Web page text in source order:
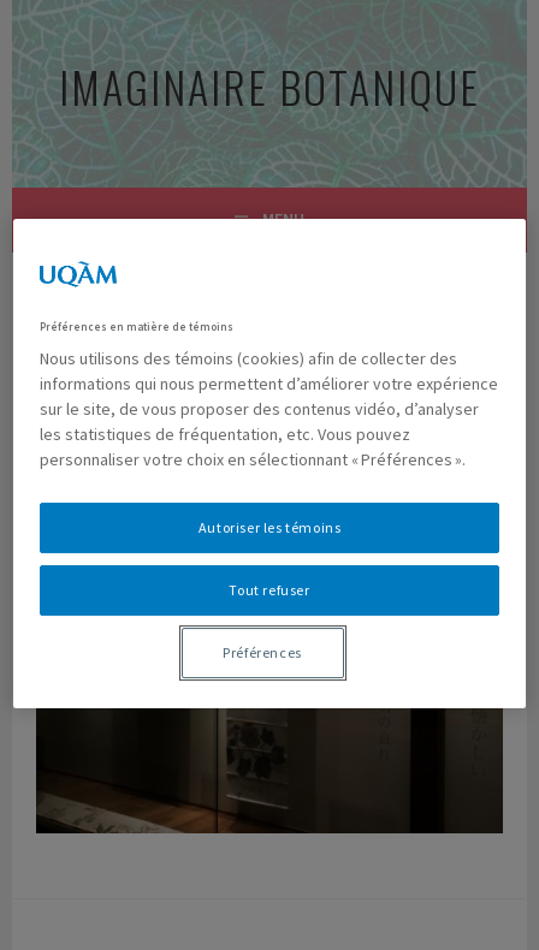
contenu
principalIMAGINAIRE BOTANIQUE
MENU
5A PHOTO20
Previous Next
Publié mai 13, 2021 à 857 × 700 dans Exposition virtuelle
Préférences en matière de témoins
Nous utilisons des témoins (cookies) afin de collecter des
informations qui nous permettent d’améliorer votre expérience
sur le site, de vous proposer des contenus vidéo, d’analyser
les statistiques de fréquentation, etc. Vous pouvez
personnaliser votre choix en sélectionnant « Préférences ».
Tout refuser
Autoriser les témoins
Préférences